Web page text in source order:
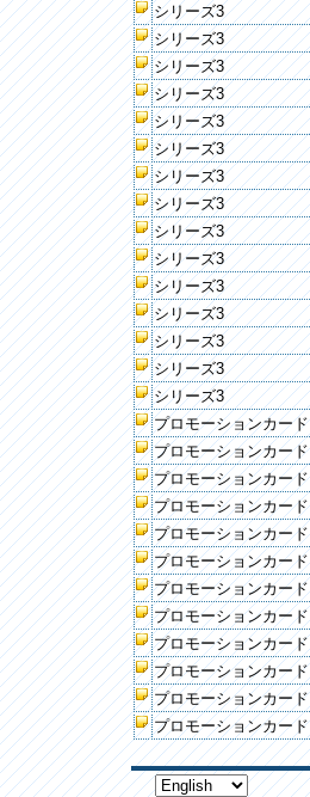
シリーズ3
シリーズ3
シリーズ3
シリーズ3
シリーズ3
シリーズ3
シリーズ3
シリーズ3
シリーズ3
シリーズ3
シリーズ3
シリーズ3
シリーズ3
シリーズ3
シリーズ3
プロモーションカード
プロモーションカード
プロモーションカード
プロモーションカード
プロモーションカード
プロモーションカード
プロモーションカード
プロモーションカード
プロモーションカード
プロモーションカード
プロモーションカード
プロモーションカード